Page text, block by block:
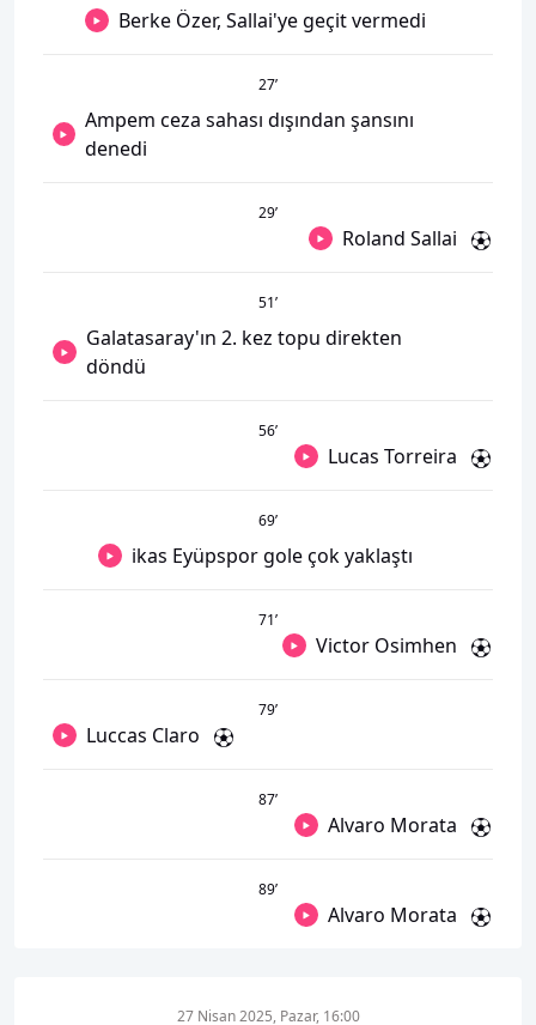
Berke Özer, Sallai'ye geçit vermedi
27’
Ampem ceza sahası dışından şansını
denedi
29’
Roland Sallai
51’
Galatasaray'ın 2. kez topu direkten
döndü
56’
Lucas Torreira
69’
ikas Eyüpspor gole çok yaklaştı
71’
Victor Osimhen
79’
Luccas Claro
87’
Alvaro Morata
89’
Alvaro Morata
27 Nisan 2025, Pazar, 16:00